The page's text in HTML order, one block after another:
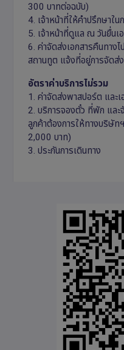
300 บาทต่อฉบับ)
4. เจ้าหน้าที่ให้คำปรึกษาใน
5. เจ้าหน้าที่ดูแล ณ วันยื่นเ
6. ค่าจัดส่งเอกสารคืนทาง
สถานทูต แจ้งที่อยู่การจัด
อัตราค่าบริการไม่รวม
1. ค่าจัดส่งพาสปอร์ต และ
2. บริการจองตั๋ว ที่พัก แล
ลูกค้าต้องการให้ทางบริษัท
2,000 บาท)
3. ประกันการเดินทาง